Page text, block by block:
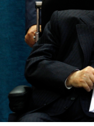
PODCAST
NEWSLETTER
I MIEI PREFERITI